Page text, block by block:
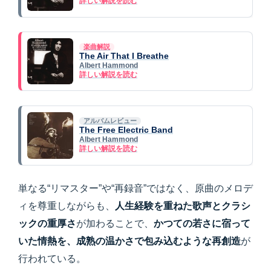
楽曲解説
The Air That I Breathe
Albert Hammond
詳しい解説を読む
アルバムレビュー
The Free Electric Band
Albert Hammond
詳しい解説を読む
単なる“リマスター”や“再録音”ではなく、原曲のメロデ
ィを尊重しながらも、
人生経験を重ねた歌声とクラシ
ックの重厚さが加わることで、 かつての若さに宿って
いた情熱を、成熟の温かさで包み込むような再創造が
行われている。